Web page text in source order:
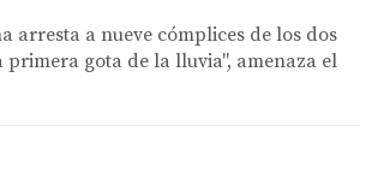
arresta a nueve cómplices de los dos
primera gota de la lluvia", amenaza el